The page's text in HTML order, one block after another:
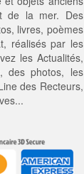
de la mer. Des
livres, poèmes
réalisés par les
les Actualités,
, desphotos, les
des Recteurs,